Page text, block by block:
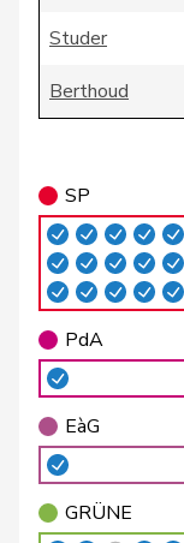
Studer
Berthoud
Cattaneo
Cottier
de
Montmollin
de Quattro
Dobler
Farinelli
SP
PdA
EàG
GRÜNE